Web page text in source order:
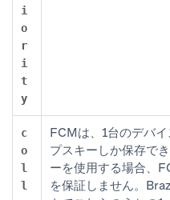
i
o
r
i
t
y
c
o
l
l
FCMは、1台のデバ
プスキーしか保存で
ーを使用する場合、
を保証しません。